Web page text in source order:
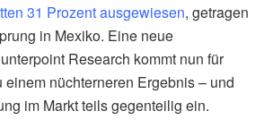
31 Prozent ausgewiesen, getragen
in Mexiko. Eine neue
Research kommt nun für
nüchterneren Ergebnis – und
im Markt teils gegenteilig ein.